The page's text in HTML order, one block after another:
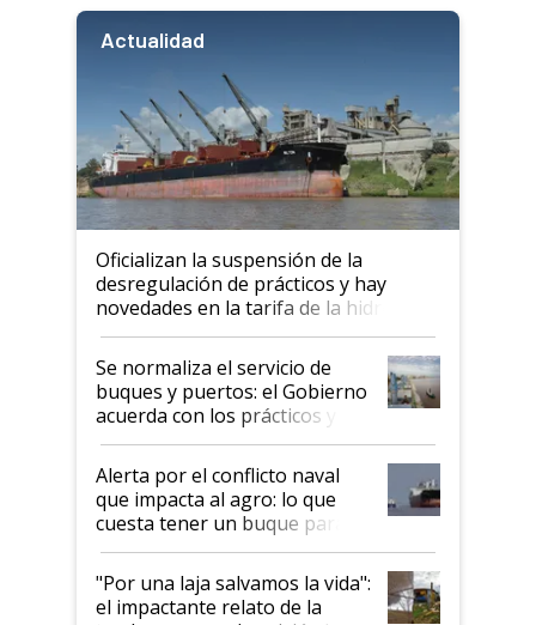
Actualidad
Oficializan la suspensión de la
desregulación de prácticos y hay
novedades en la tarifa de la hidrovía
Se normaliza el servicio de
buques y puertos: el Gobierno
acuerda con los prácticos y
suspende el decreto de
desregulación
Alerta por el conflicto naval
que impacta al agro: lo que
cuesta tener un buque parado
y el peligro de que Argentina
pase a ser "país sucio"
"Por una laja salvamos la vida":
el impactante relato de la